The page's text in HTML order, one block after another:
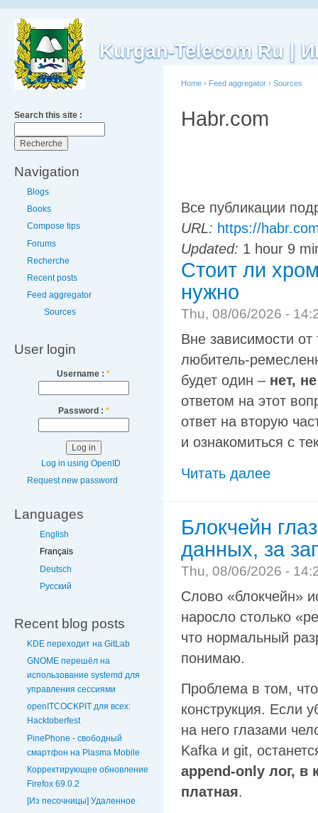
Kurgan-Telecom Ru |
Search this site :
Navigation
Blogs
Books
Compose tips
Forums
Recherche
Recent posts
Feed aggregator
Sources
User login
Username : *
Password : *
Log in using OpenID
Request new password
Languages
English
Français
Deutsch
Русский
Recent blog posts
KDE переходит на GitLab
GNOME перешёл на
использование systemd для
управления сессиями
openITCOCKPIT для всех:
Hacktoberfest
PinePhone - свободный
смартфон на Plasma Mobile
Корректирующее обновление
Firefox 69.0.2
[Из песочницы] Удаленное
Home › Feed aggregator › Sources
Habr.com
Все публикации
URL: https://
Updated: 1 hour 9
Стоит ли
нужно
Thu, 08/06/2026 -
Вне зависимости
любитель-
будет один – нет,
ответом на этот
ответ на вторую
и ознакомиться с
Читать далее
Блокчейн
данных, за
Thu, 08/06/2026 -
Слово «блокчейн»
наросло столько
что нормальный
понимаю.
Проблема в том,
конструкция. Если
на него глазами
Kafka и git,
append‑only лог,
платная.